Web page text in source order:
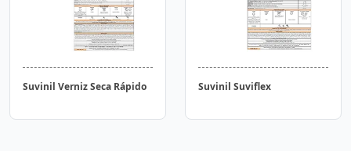
Suvinil Verniz Seca Rápido Suvinil Suviflex